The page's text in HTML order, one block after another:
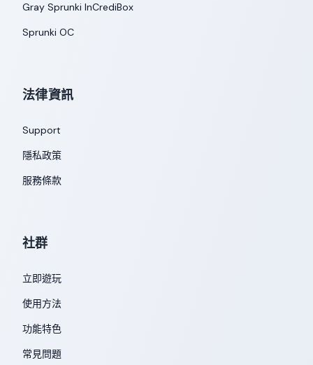
Gray Sprunki InCrediBox
Sprunki OC
法律資訊
Support
隱私政策
服務條款
社群
立即遊玩
使用方法
功能特色
常見問題